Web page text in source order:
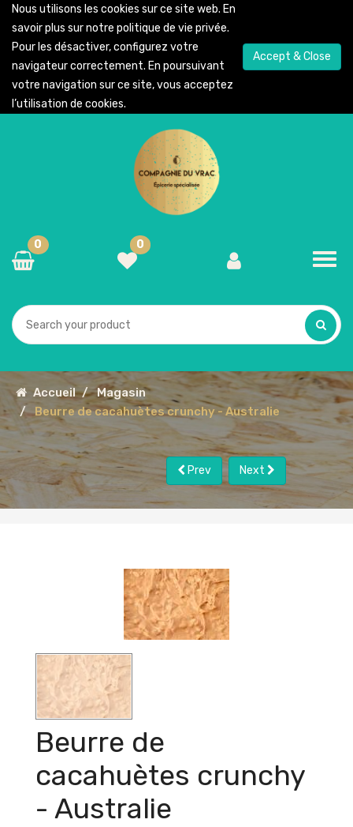
Nous utilisons les cookies sur ce site web. En
savoir plus sur notre politique de vie privée.
Pour les désactiver, configurez votre
navigateur correctement. En poursuivant
votre navigation sur ce site, vous acceptez
l’utilisation de cookies.
Accept & Close
0
0
Accueil
Magasin
Beurre de cacahuètes crunchy - Australie
Prev Next
Beurre de
cacahuètes crunchy
- Australie